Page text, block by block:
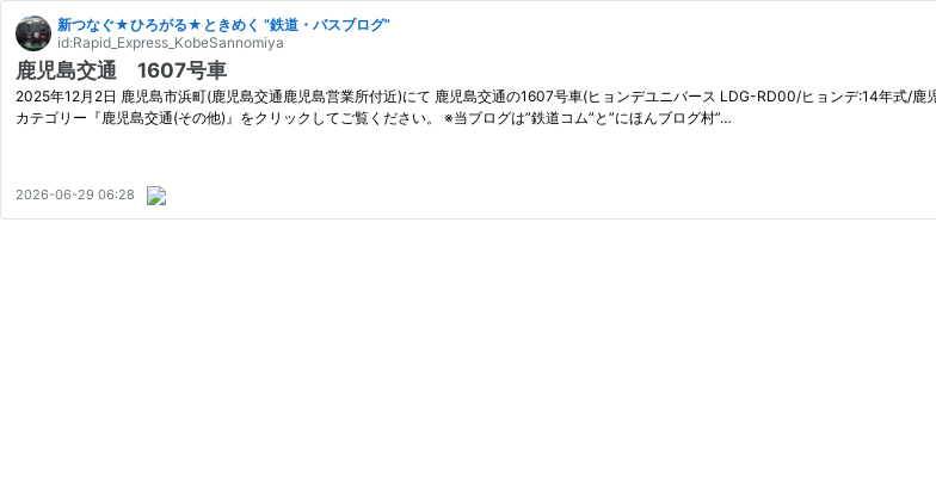
新つなぐ★ひろがる★ときめく ”鉄道・バスブログ”
id:Rapid_Express_KobeSannomiya
鹿児島交通 1607号車
2025年12月2日 鹿児島市浜町(鹿児島交通鹿児島営業所付近)にて 鹿児島交通の1607号車(ヒョンデユニバース LDG-RD00/ヒョンデ:14年式/
カテゴリー『鹿児島交通(その他)』をクリックしてご覧ください。 ※当ブログは”鉄道コム”と”にほんブログ村”…
2026-06-29 06:28